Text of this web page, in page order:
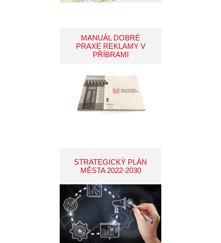
MANUÁL DOBRÉ
PRAXE REKLAMY V
PŘÍBRAMI
STRATEGICKÝ PLÁN
MĚSTA 2022-2030